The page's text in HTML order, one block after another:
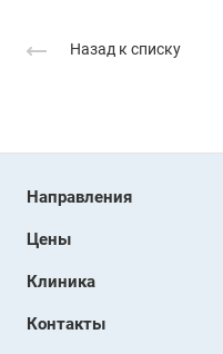
Назад к списку
Направления
Цены
Клиника
Контакты